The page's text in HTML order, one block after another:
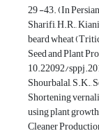
29 -43. (In
Sharifi, H.R.,
beard wheat
Seed and Plant
10.22092/
Shourbalal, S.K.,
Shortening
using plant
Cleaner